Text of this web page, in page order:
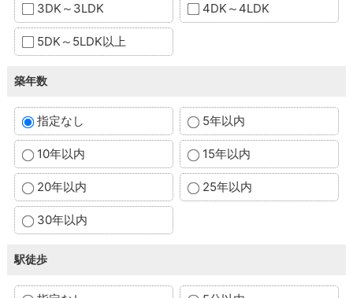
3DK～3LDK 4DK～4LDK
5DK～5LDK以上
築年数
指定なし 5年以内
10年以内 15年以内
20年以内 25年以内
30年以内
駅徒歩